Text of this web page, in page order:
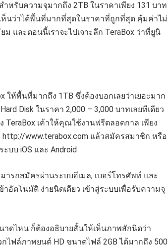
หรับความจุมากถึง 2TB ในราคาเพียง 131 บาท
เห็นว่าได้พื้นที่มากที่สุดในราคาที่ถูกที่สุด คุ้มค่าไม่
ม และตอนนี้เราจะไปเจาะลึก TeraBox ว่าที่ยูนิ
ให้พื้นที่มากถึง 1TB ซึ่งต้องบอกเลยว่าเยอะมาก
Disk ในราคา 2,000 – 3,000 บาทเลยทีเดียว
TeraBox เค้าให้คุณใช้งานฟรีตลอดกาล เพียง
http://www.terabox.com แล้วสมัครสมาชิก หรือ
บบ iOS และ Android
รถสมัครผ่านระบบอีเมล, เบอร์โทรศัพท์ และ
อัตโนมัติ ง่ายนิดเดียว เข้าสู่ระบบเพื่อรับความจุ
ดไหน ก็ต้องอธิบายสั้นให้เห็นภาพสักนิดว่า
ฟล์ภาพยนต์ HD ขนาดไฟล์ 2GB ได้มากถึง 500